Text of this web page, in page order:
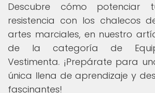
Descubre cómo potenciar
resistencia con los chalecos
artes marciales, en nuestro
de la categoría de
Vestimenta. ¡Prepárate para
única llena de aprendizaje y
fascinantes!